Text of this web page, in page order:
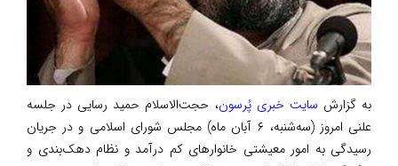
به گزارش سایت خبری پُرسون، حجت‌الاسلام حمید رسایی در جلسه
علنی امروز (سه‌شنبه، ۶ آبان ماه) مجلس شورای اسلامی و در جریان
رسیدگی به امور معیشتی خانوارهای کم درآمد و نظام دهک‌بندی و